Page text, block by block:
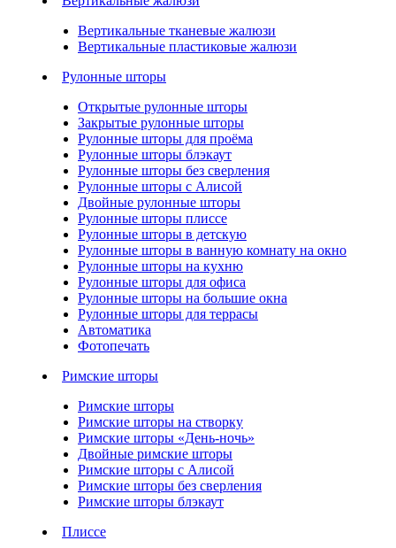
Вертикальные тканевые жалюзи
Вертикальные пластиковые жалюзи
Рулонные шторы
Открытые рулонные шторы
Закрытые рулонные шторы
Рулонные шторы для проёма
Рулонные шторы блэкаут
Рулонные шторы без сверления
Рулонные шторы с Алисой
Двойные рулонные шторы
Рулонные шторы плиссе
Рулонные шторы в детскую
Рулонные шторы в ванную комнату на окно
Рулонные шторы на кухню
Рулонные шторы для офиса
Рулонные шторы на большие окна
Рулонные шторы для террасы
Автоматика
Фотопечать
Римские шторы
Римские шторы
Римские шторы на створку
Римские шторы «День-ночь»
Двойные римские шторы
Римские шторы с Алисой
Римские шторы без сверления
Римские шторы блэкаут
Плиссе